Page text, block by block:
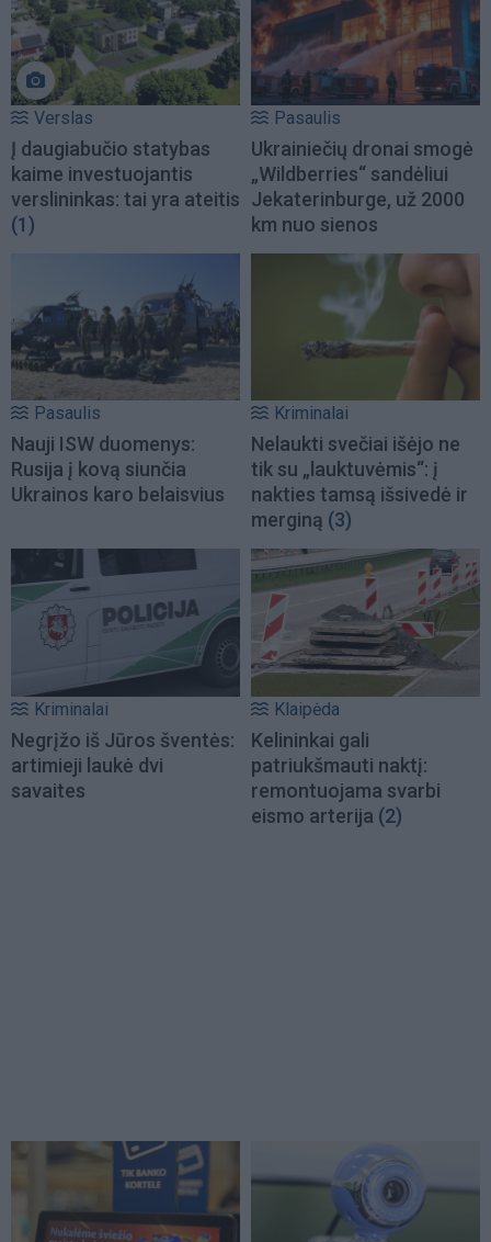
Verslas
Į daugiabučio statybas
kaime investuojantis
verslininkas: tai yra ateitis
(1)
Pasaulis
Ukrainiečių dronai smogė
„Wildberries“ sandėliui
Jekaterinburge, už 2000
km nuo sienos
Pasaulis
Nauji ISW duomenys:
Rusija į kovą siunčia
Ukrainos karo belaisvius
Kriminalai
Nelaukti svečiai išėjo ne
tik su „lauktuvėmis“: į
nakties tamsą išsivedė ir
merginą (3)
Kriminalai
Negrįžo iš Jūros šventės:
artimieji laukė dvi
savaites
Klaipėda
Kelininkai gali
patriukšmauti naktį:
remontuojama svarbi
eismo arterija (2)